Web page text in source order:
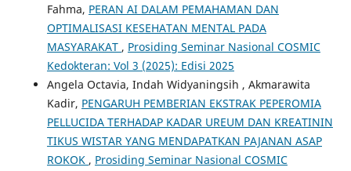
Fahma, PERAN AI DALAM PEMAHAMAN DAN
OPTIMALISASI KESEHATAN MENTAL PADA
MASYARAKAT , Prosiding Seminar Nasional COSMIC
Kedokteran: Vol 3 (2025): Edisi 2025
Angela Octavia, Indah Widyaningsih , Akmarawita
Kadir, PENGARUH PEMBERIAN EKSTRAK PEPEROMIA
PELLUCIDA TERHADAP KADAR UREUM DAN KREATININ
TIKUS WISTAR YANG MENDAPATKAN PAJANAN ASAP
ROKOK , Prosiding Seminar Nasional COSMIC